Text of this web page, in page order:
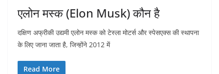
एलोन मस्क (Elon Musk) कौन है
दक्षिण अफ्रीकी उद्यमी एलोन मस्क को टेस्ला मोटर्स और स्पेसएक्स की स्थापना
के लिए जाना जाता है, जिन्होंने 2012 में
Read More